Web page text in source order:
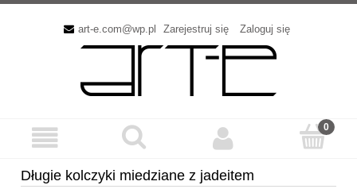
art-e.com@wp.pl Zarejestruj się Zaloguj się
Długie kolczyki miedziane z jadeitem